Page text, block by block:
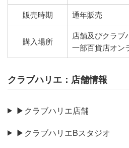
販売時期
通年販売
購入場所
店舗及びクラブ
一部百貨店オン
クラブハリエ：店舗情報
▶クラブハリエ店舗
▶クラブハリエBスタジオ